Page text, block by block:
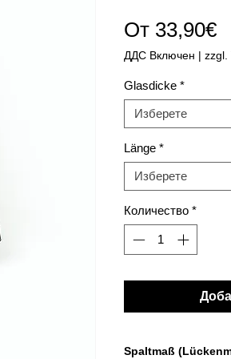
От 33,90€
ДДС Включен | zzgl.
Glasdicke *
Изберете
Länge *
Изберете
Количество *
Spaltmaß